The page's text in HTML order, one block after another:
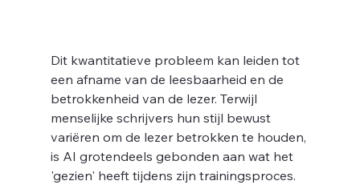
Dit kwantitatieve probleem kan leiden tot
een afname van de leesbaarheid en de
betrokkenheid van de lezer. Terwijl
menselijke schrijvers hun stijl bewust
variëren om de lezer betrokken te houden,
is AI grotendeels gebonden aan wat het
'gezien' heeft tijdens zijn trainingsproces.